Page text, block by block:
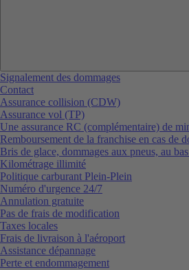
Signalement des dommages
Contact
Assurance collision (CDW)
Assurance vol (TP)
Une assurance RC (complémentaire) de
Remboursement de la franchise en cas de
Bris de glace, dommages aux pneus, au
Kilométrage illimité
Politique carburant Plein-Plein
Numéro d'urgence 24/7
Annulation gratuite
Pas de frais de modification
Taxes locales
Frais de livraison à l'aéroport
Assistance dépannage
Perte et endommagement